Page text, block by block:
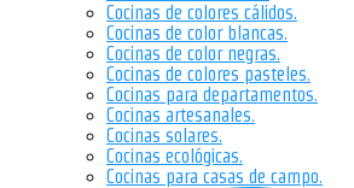
Cocinas de colores cálidos.
Cocinas de color blancas.
Cocinas de color negras.
Cocinas de colores pasteles.
Cocinas para departamentos.
Cocinas artesanales.
Cocinas solares.
Cocinas ecológicas.
Cocinas para casas de campo.